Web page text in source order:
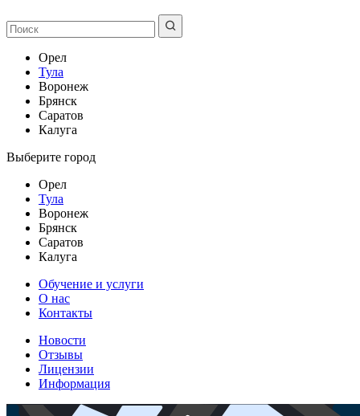
Орел
Тула
Воронеж
Брянск
Саратов
Калуга
Выберите город
Орел
Тула
Воронеж
Брянск
Саратов
Калуга
Обучение и услуги
О нас
Контакты
Новости
Отзывы
Лицензии
Информация